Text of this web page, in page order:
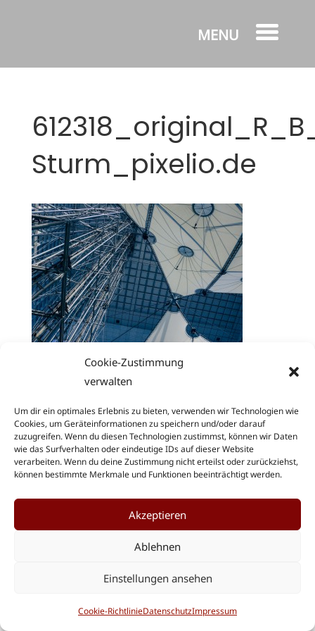
Cookie-Zustimmung
verwalten
Um dir ein optimales Erlebnis zu bieten, verwenden wir Technologien wie
Cookies, um Geräteinformationen zu speichern und/oder darauf
zuzugreifen. Wenn du diesen Technologien zustimmst, können wir Daten
wie das Surfverhalten oder eindeutige IDs auf dieser Website
verarbeiten. Wenn du deine Zustimmung nicht erteilst oder zurückziehst,
können bestimmte Merkmale und Funktionen beeinträchtigt werden.
Akzeptieren
Ablehnen
Einstellungen ansehen
Cookie-RichtlinieDatenschutzImpressum
Sturm_pixelio.de
Kontakt und Anfahrt
Impressum
Datenschutz
© 2017 – 2026 | Dr. Grosse + Partner –
Partnerschaftsgesellschaft Rechtsanwälte
Cookie-Richtlinie (EU)